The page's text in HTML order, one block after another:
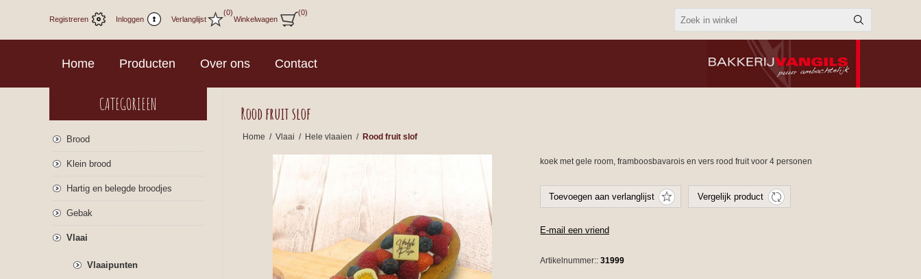
Registreren Inloggen Verlanglijst
(0)
Winkelwagen
(0)
Home Producten Over ons Contact
Rood fruit slof
Home / Vlaai / Hele vlaaien / Rood fruit slof
koek met gele room, framboosbavarois en vers rood fruit voor 4 personen
Artikelnummer:: 31999
CATEGORIEEN
Brood
Klein brood
Hartig en belegde broodjes
Gebak
Vlaai
Vlaaipunten